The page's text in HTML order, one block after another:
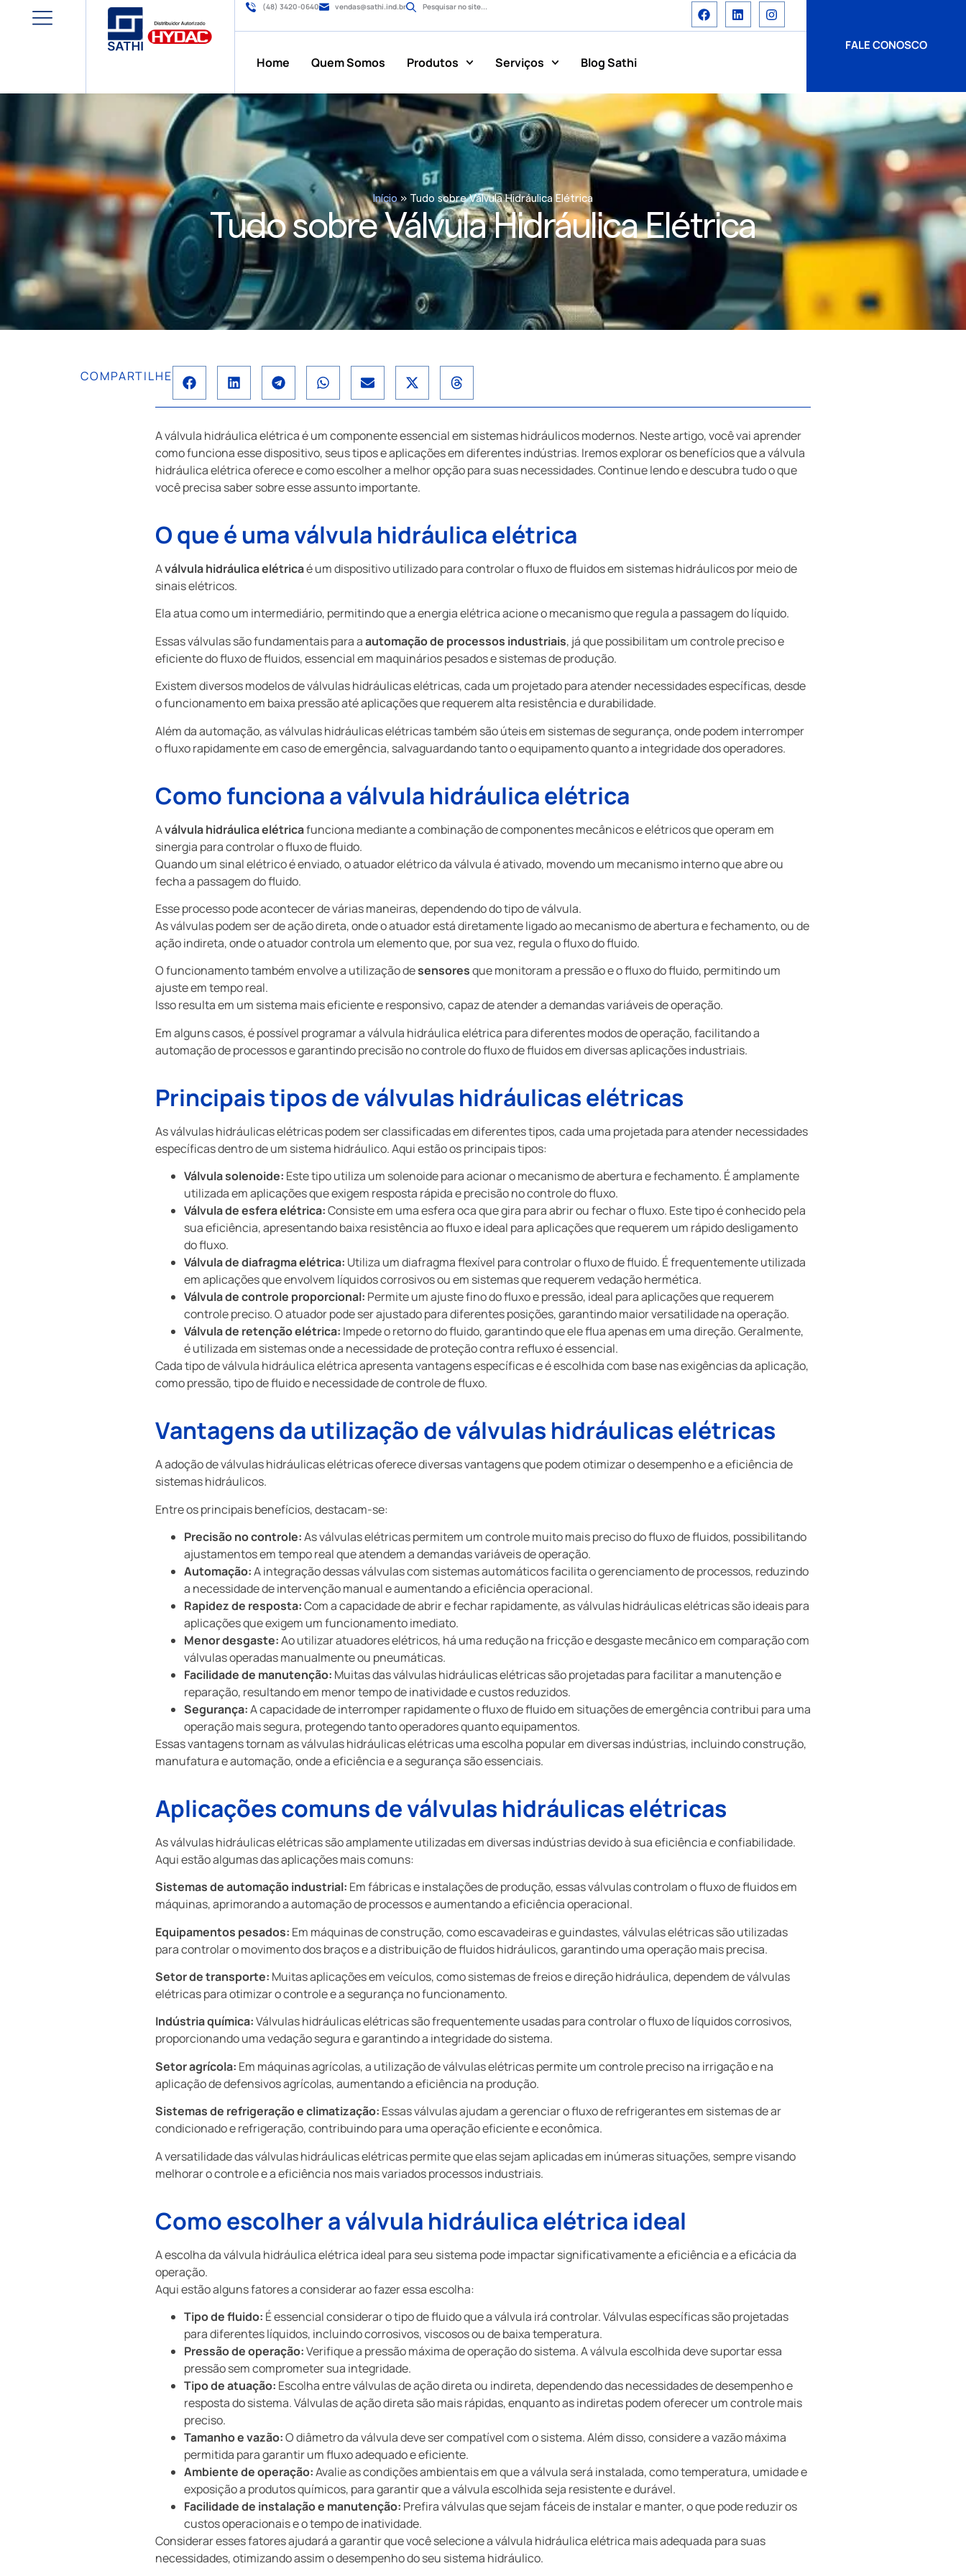
(48) 3420-0640 vendas@sathi.ind.br Pesquisar no site...
Home Quem Somos Produtos Serviços Blog Sathi
FALE CONOSCO
Início» Tudo sobre Válvula Hidráulica Elétrica
Tudo sobre Válvula Hidráulica Elétrica
COMPARTILHE
A válvula hidráulica elétrica é um componente essencial em sistemas hidráulicos modernos. Neste artigo, você vai aprender
como funciona esse dispositivo, seus tipos e aplicações em diferentes indústrias. Iremos explorar os benefícios que a válvula
hidráulica elétrica oferece e como escolher a melhor opção para suas necessidades. Continue lendo e descubra tudo o que
você precisa saber sobre esse assunto importante.
O que é uma válvula hidráulica elétrica
Aválvula hidráulica elétricaé um dispositivo utilizado para controlar o fluxo de fluidos em sistemas hidráulicos por meio de
sinais elétricos.
Ela atua como um intermediário, permitindo que a energia elétrica acione o mecanismo que regula a passagem do líquido.
Essas válvulas são fundamentais para aautomação de processos industriais, já que possibilitam um controle preciso e
eficiente do fluxo de fluidos, essencial em maquinários pesados e sistemas de produção.
Existem diversos modelos de válvulas hidráulicas elétricas, cada um projetado para atender necessidades específicas, desde
o funcionamento em baixa pressão até aplicações que requerem alta resistência e durabilidade.
Além da automação, as válvulas hidráulicas elétricas também são úteis em sistemas de segurança, onde podem interromper
o fluxo rapidamente em caso de emergência, salvaguardando tanto o equipamento quanto a integridade dos operadores.
Como funciona a válvula hidráulica elétrica
Aválvula hidráulica elétricafunciona mediante a combinação de componentes mecânicos e elétricos que operam em
sinergia para controlar o fluxo de fluido.
Quando um sinal elétrico é enviado, o atuador elétrico da válvula é ativado, movendo um mecanismo interno que abre ou
fecha a passagem do fluido.
Esse processo pode acontecer de várias maneiras, dependendo do tipo de válvula.
As válvulas podem ser de ação direta, onde o atuador está diretamente ligado ao mecanismo de abertura e fechamento, ou de
ação indireta, onde o atuador controla um elemento que, por sua vez, regula o fluxo do fluido.
O funcionamento também envolve a utilização desensoresque monitoram a pressão e o fluxo do fluido, permitindo um
ajuste em tempo real.
Isso resulta em um sistema mais eficiente e responsivo, capaz de atender a demandas variáveis de operação.
Em alguns casos, é possível programar a válvula hidráulica elétrica para diferentes modos de operação, facilitando a
automação de processos e garantindo precisão no controle do fluxo de fluidos em diversas aplicações industriais.
Principais tipos de válvulas hidráulicas elétricas
As válvulas hidráulicas elétricas podem ser classificadas em diferentes tipos, cada uma projetada para atender necessidades
específicas dentro de um sistema hidráulico. Aqui estão os principais tipos:
Válvula solenoide: Este tipo utiliza um solenoide para acionar o mecanismo de abertura e fechamento. É amplamente
utilizada em aplicações que exigem resposta rápida e precisão no controle do fluxo.
Válvula de esfera elétrica:Consiste em uma esfera oca que gira para abrir ou fechar o fluxo. Este tipo é conhecido pela
sua eficiência, apresentando baixa resistência ao fluxo e ideal para aplicações que requerem um rápido desligamento
do fluxo.
Válvula de diafragma elétrica: Utiliza um diafragma flexível para controlar o fluxo de fluido. É frequentemente utilizada
em aplicações que envolvem líquidos corrosivos ou em sistemas que requerem vedação hermética.
Válvula de controle proporcional: Permite um ajuste fino do fluxo e pressão, ideal para aplicações que requerem
controle preciso. O atuador pode ser ajustado para diferentes posições, garantindo maior versatilidade na operação.
Válvula de retenção elétrica: Impede o retorno do fluido, garantindo que ele flua apenas em uma direção. Geralmente,
é utilizada em sistemas onde a necessidade de proteção contra refluxo é essencial.
Cada tipo de válvula hidráulica elétrica apresenta vantagens específicas e é escolhida com base nas exigências da aplicação,
como pressão, tipo de fluido e necessidade de controle de fluxo.
Vantagens da utilização de válvulas hidráulicas elétricas
A adoção de válvulas hidráulicas elétricas oferece diversas vantagens que podem otimizar o desempenho e a eficiência de
sistemas hidráulicos.
Entre os principais benefícios, destacam-se:
Precisão no controle:As válvulas elétricas permitem um controle muito mais preciso do fluxo de fluidos, possibilitando
ajustamentos em tempo real que atendem a demandas variáveis de operação.
Automação:A integração dessas válvulas com sistemas automáticos facilita o gerenciamento de processos, reduzindo
a necessidade de intervenção manual e aumentando a eficiência operacional.
Rapidez de resposta:Com a capacidade de abrir e fechar rapidamente, as válvulas hidráulicas elétricas são ideais para
aplicações que exigem um funcionamento imediato.
Menor desgaste:Ao utilizar atuadores elétricos, há uma redução na fricção e desgaste mecânico em comparação com
válvulas operadas manualmente ou pneumáticas.
Facilidade de manutenção: Muitas das válvulas hidráulicas elétricas são projetadas para facilitar a manutenção e
reparação, resultando em menor tempo de inatividade e custos reduzidos.
Segurança:A capacidade de interromper rapidamente o fluxo de fluido em situações de emergência contribui para uma
operação mais segura, protegendo tanto operadores quanto equipamentos.
Essas vantagens tornam as válvulas hidráulicas elétricas uma escolha popular em diversas indústrias, incluindo construção,
manufatura e automação, onde a eficiência e a segurança são essenciais.
Aplicações comuns de válvulas hidráulicas elétricas
As válvulas hidráulicas elétricas são amplamente utilizadas em diversas indústrias devido à sua eficiência e confiabilidade.
Aqui estão algumas das aplicações mais comuns:
Sistemas de automação industrial: Em fábricas e instalações de produção, essas válvulas controlam o fluxo de fluidos em
máquinas, aprimorando a automação de processos e aumentando a eficiência operacional.
Equipamentos pesados: Em máquinas de construção, como escavadeiras e guindastes, válvulas elétricas são utilizadas
para controlar o movimento dos braços e a distribuição de fluidos hidráulicos, garantindo uma operação mais precisa.
Setor de transporte: Muitas aplicações em veículos, como sistemas de freios e direção hidráulica, dependem de válvulas
elétricas para otimizar o controle e a segurança no funcionamento.
Indústria química:Válvulas hidráulicas elétricas são frequentemente usadas para controlar o fluxo de líquidos corrosivos,
proporcionando uma vedação segura e garantindo a integridade do sistema.
Setor agrícola: Em máquinas agrícolas, a utilização de válvulas elétricas permite um controle preciso na irrigação e na
aplicação de defensivos agrícolas, aumentando a eficiência na produção.
Sistemas de refrigeração e climatização: Essas válvulas ajudam a gerenciar o fluxo de refrigerantes em sistemas de ar
condicionado e refrigeração, contribuindo para uma operação eficiente e econômica.
A versatilidade das válvulas hidráulicas elétricas permite que elas sejam aplicadas em inúmeras situações, sempre visando
melhorar o controle e a eficiência nos mais variados processos industriais.
Como escolher a válvula hidráulica elétrica ideal
A escolha da válvula hidráulica elétrica ideal para seu sistema pode impactar significativamente a eficiência e a eficácia da
operação.
Aqui estão alguns fatores a considerar ao fazer essa escolha:
Tipo de fluido: É essencial considerar o tipo de fluido que a válvula irá controlar. Válvulas específicas são projetadas
para diferentes líquidos, incluindo corrosivos, viscosos ou de baixa temperatura.
Pressão de operação:Verifique a pressão máxima de operação do sistema. A válvula escolhida deve suportar essa
pressão sem comprometer sua integridade.
Tipo de atuação: Escolha entre válvulas de ação direta ou indireta, dependendo das necessidades de desempenho e
resposta do sistema. Válvulas de ação direta são mais rápidas, enquanto as indiretas podem oferecer um controle mais
preciso.
Tamanho e vazão:O diâmetro da válvula deve ser compatível com o sistema. Além disso, considere a vazão máxima
permitida para garantir um fluxo adequado e eficiente.
Ambiente de operação:Avalie as condições ambientais em que a válvula será instalada, como temperatura, umidade e
exposição a produtos químicos, para garantir que a válvula escolhida seja resistente e durável.
Facilidade de instalação e manutenção: Prefira válvulas que sejam fáceis de instalar e manter, o que pode reduzir os
custos operacionais e o tempo de inatividade.
Considerar esses fatores ajudará a garantir que você selecione a válvula hidráulica elétrica mais adequada para suas
necessidades, otimizando assim o desempenho do seu sistema hidráulico.